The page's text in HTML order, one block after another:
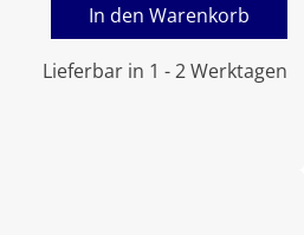
Lieferbar in 1 - 2 Werktagen
In den Warenkorb